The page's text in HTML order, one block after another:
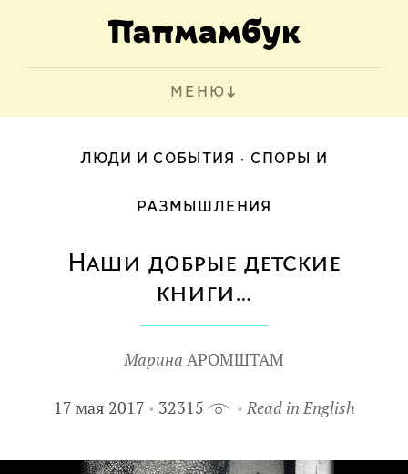
МЕНЮ
ЛЮДИ И СОБЫТИЯ СПОРЫ И
РАЗМЫШЛЕНИЯ
Наши добрые детские
книги…
Марина АРОМШТАМ
17 мая 2017 32315 Read in English